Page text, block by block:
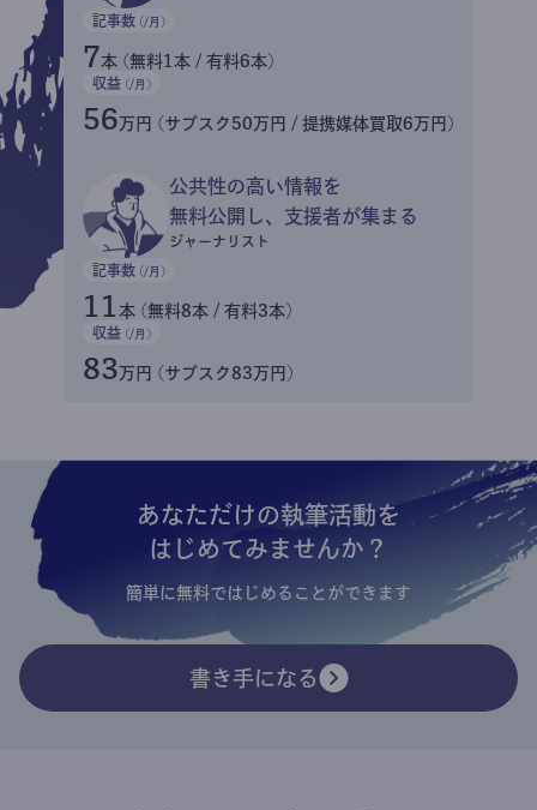
記事数 (/月)
7本 (無料1本 / 有料6本)
収益 (/月)
56万円 (サブスク50万円 / 提携媒体買取6万円)
公共性の高い情報を
無料公開し、支援者が集まる
ジャーナリスト
記事数 (/月)
11 本 (無料8本 / 有料3本)
収益 (/月)
83万円 (サブスク83万円)
あなただけの執筆活動を
はじめてみませんか？
簡単に無料ではじめることができます
書き手になる